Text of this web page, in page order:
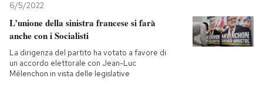
AREA PERSONALE
Entra
6/5/2022
L’unione della sinistra francese si farà
anche con i Socialisti
La dirigenza del partito ha votato a favore di
un accordo elettorale con Jean-Luc
Mélenchon in vista delle legislative